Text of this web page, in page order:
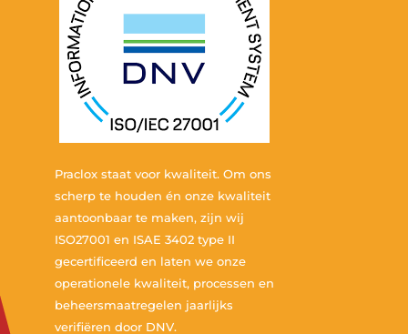
Praclox staat voor kwaliteit. Om ons
scherp te houden én onze kwaliteit
aantoonbaar te maken, zijn wij
ISO27001 en ISAE 3402 type II
gecertificeerd en laten we onze
operationele kwaliteit, processen en
beheersmaatregelen jaarlijks
verifiëren door DNV.